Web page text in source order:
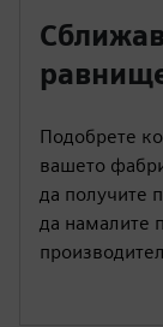
Подобрете
вашето
да получите
да намалите